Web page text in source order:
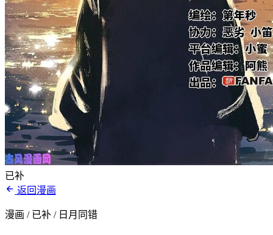
已补
返回漫画
漫画 / 已补 / 日月同错